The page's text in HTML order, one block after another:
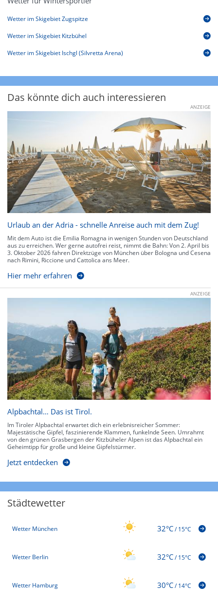
Wetter im Skigebiet Zugspitze
Wetter im Skigebiet Kitzbühel
Wetter im Skigebiet Ischgl (Silvretta Arena)
Das könnte dich auch interessieren
ANZEIGE
Urlaub an der Adria - schnelle Anreise auch mit dem Zug!
Mit dem Auto ist die Emilia Romagna in wenigen Stunden von Deutschland
aus zu erreichen. Wer gerne autofrei reist, nimmt die Bahn: Von 2. April bis
3. Oktober 2026 fahren Direktzüge von München über Bologna und Cesena
nach Rimini, Riccione und Cattolica ans Meer.
Hier mehr erfahren
ANZEIGE
Alpbachtal… Das ist Tirol.
Im Tiroler Alpbachtal erwartet dich ein erlebnisreicher Sommer:
Majestätische Gipfel, faszinierende Klammen, funkelnde Seen. Umrahmt
von den grünen Grasbergen der Kitzbüheler Alpen ist das Alpbachtal ein
Geheimtipp für große und kleine Gipfelstürmer.
Jetzt entdecken
Städtewetter
Wetter München 32°C/15°C
Wetter Berlin 32°C/15°C
Wetter Hamburg 30°C/14°C